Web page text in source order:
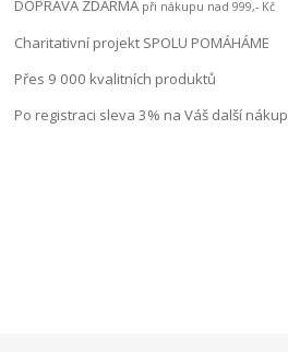
DOPRAVA ZDARMA při nákupu nad 999,- Kč
Charitativní projekt SPOLU POMÁHÁME
Přes 9 000 kvalitních produktů
Po registraci sleva 3% na Váš další nákup